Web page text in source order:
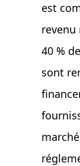
est
40 %
sont